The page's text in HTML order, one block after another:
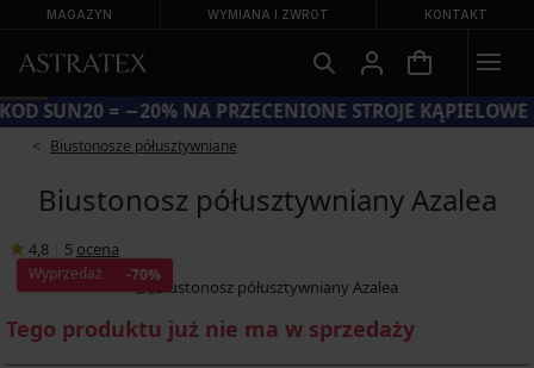
MAGAZYN WYMIANA I ZWROT KONTAKT
KOD SUN20 = −20% NA PRZECENIONE STROJE KĄPIELOWE
Biustonosze półusztywniane
Biustonosz półusztywniany Azalea
4,8 5 ocena
Wyprzedaż -70%
Tego produktu już nie ma w sprzedaży